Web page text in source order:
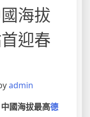
海拔
迎春
admin
國海拔最高德